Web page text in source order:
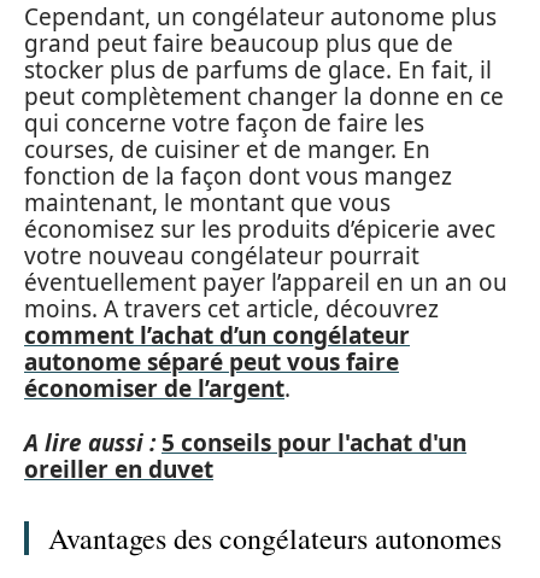
Cependant, un congélateur autonome plus
grand peut faire beaucoup plus que de
stocker plus de parfums de glace. En fait, il
peut complètement changer la donne en ce
qui concerne votre façon de faire les
courses, de cuisiner et de manger. En
fonction de la façon dont vous mangez
maintenant, le montant que vous
économisez sur les produits d’épicerie avec
votre nouveau congélateur pourrait
éventuellement payer l’appareil en un an ou
moins. A travers cet article, découvrez
comment l’achat d’un congélateur
autonome séparé peut vous faire
économiser de l’argent.
A lire aussi : 5 conseils pour l'achat d'un
oreiller en duvet
Avantages des congélateurs autonomes